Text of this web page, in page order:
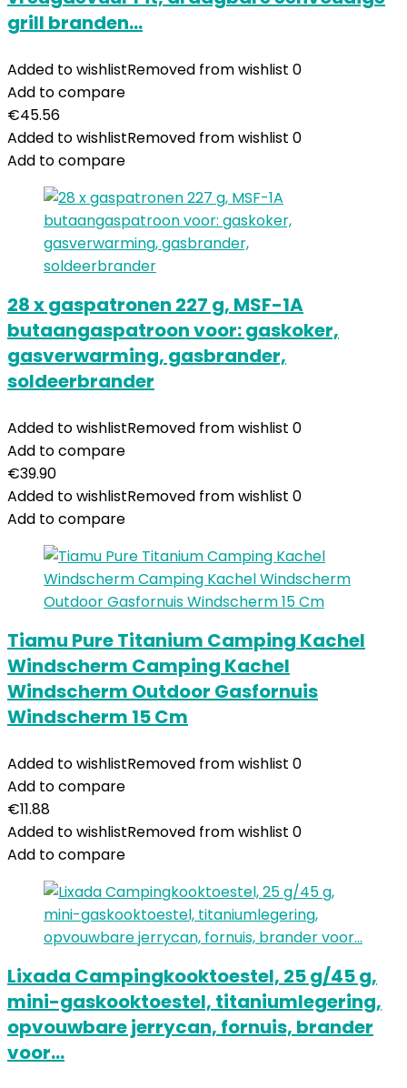
grill branden…
Added to wishlistRemoved from wishlist 0
Add to compare
€45.56
Added to wishlistRemoved from wishlist 0
Add to compare
28 x gaspatronen 227 g, MSF-1A
butaangaspatroon voor: gaskoker,
gasverwarming, gasbrander,
soldeerbrander
Added to wishlistRemoved from wishlist 0
Add to compare
€39.90
Added to wishlistRemoved from wishlist 0
Add to compare
Tiamu Pure Titanium Camping Kachel
Windscherm Camping Kachel
Windscherm Outdoor Gasfornuis
Windscherm 15 Cm
Added to wishlistRemoved from wishlist 0
Add to compare
€11.88
Added to wishlistRemoved from wishlist 0
Add to compare
Lixada Campingkooktoestel, 25 g/45 g,
mini-gaskooktoestel, titaniumlegering,
opvouwbare jerrycan, fornuis, brander
voor…